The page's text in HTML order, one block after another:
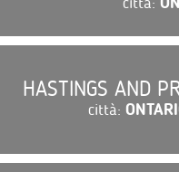
HASTINGS AND
città: